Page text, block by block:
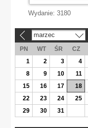
Wydanie: 3180
marzec
PN WT ŚR CZ
1
2 3 4
8
9 10 11
15
16 17 18
22
23 24 25
29
30 31